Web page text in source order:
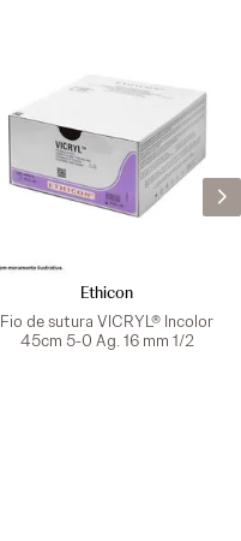
Ethicon
Fio de sutura VICRYL® Incolor
45cm 5-0 Ag. 16 mm 1/2